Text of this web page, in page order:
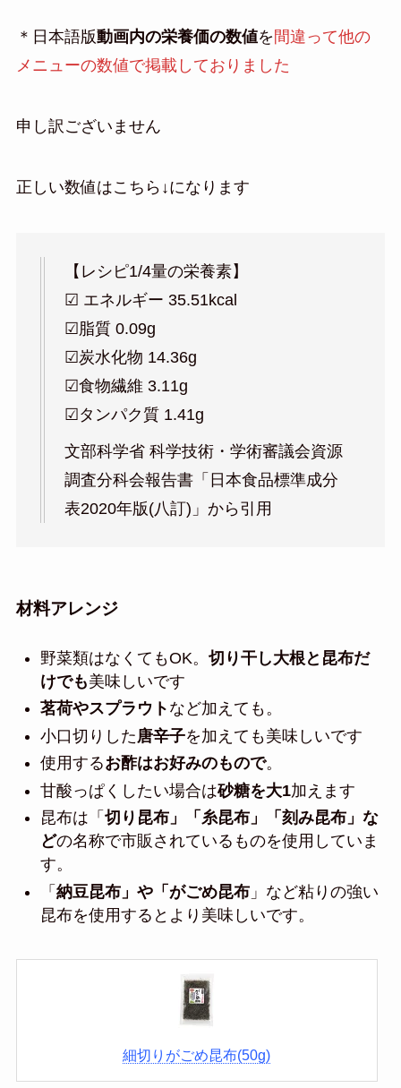
＊日本語版動画内の栄養価の数値を 間違って他の
メニューの数値で掲載しておりました
申し訳ございません
正しい数値はこちら↓になります
【レシピ1/4量の栄養素】
☑︎ エネルギー 35.51kcal
☑︎脂質 0.09g
☑︎炭水化物 14.36g
☑︎食物繊維 3.11g
☑︎タンパク質 1.41g
文部科学省 科学技術・学術審議会資源
調査分科会報告書「日本食品標準成分
表2020年版(八訂)」から引用
材料アレンジ
野菜類はなくてもOK。 切り干し大根と昆布だ
けでも美味しいです
茗荷やスプラウト など加えても。
小口切りした 唐辛子を加えても美味しいです
使用するお酢はお好みのもので。
甘酸っぱくしたい場合は砂糖を大1加えます
昆布は「 切り昆布」「糸昆布」「刻み昆布」な
どの名称で市販されているものを使用していま
す。
「 納豆昆布」や「がごめ昆布」など粘りの強い
昆布を使用するとより美味しいです。
細切りがごめ昆布(50g)